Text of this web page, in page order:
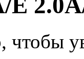
E
чтобы